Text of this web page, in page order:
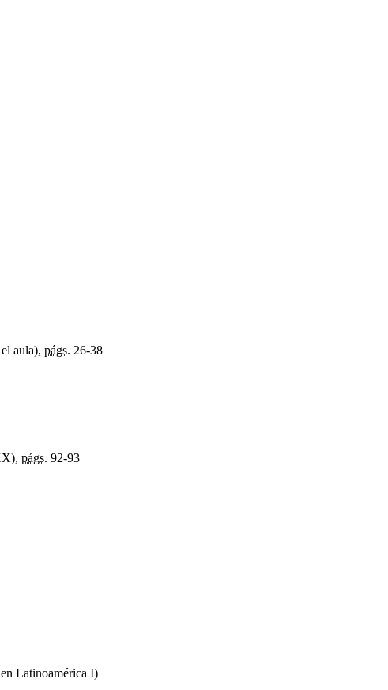
aula), págs. 26-38
págs. 92-93
Latinoamérica I)